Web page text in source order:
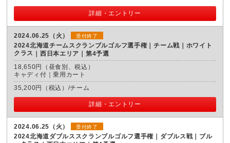
詳細・エントリー
2024.06.25（火） 受付終了
2024北海道チームスクランブルゴルフ選手権｜チーム戦｜ホワイト
クラス
西日本エリア｜第4予選
18,650円（昼食別、税込）
キャディ付｜乗用カート
35,200円（税込）/チーム
詳細・エントリー
2024.06.25（火） 受付終了
2024北海道ダブルススクランブルゴルフ選手権｜ダブルス戦｜ブル